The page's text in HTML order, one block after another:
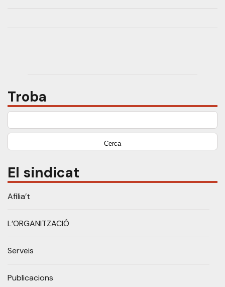
Troba
Cerca:
El sindicat
Afilia’t
L’ORGANITZACIÓ
Serveis
Publicacions